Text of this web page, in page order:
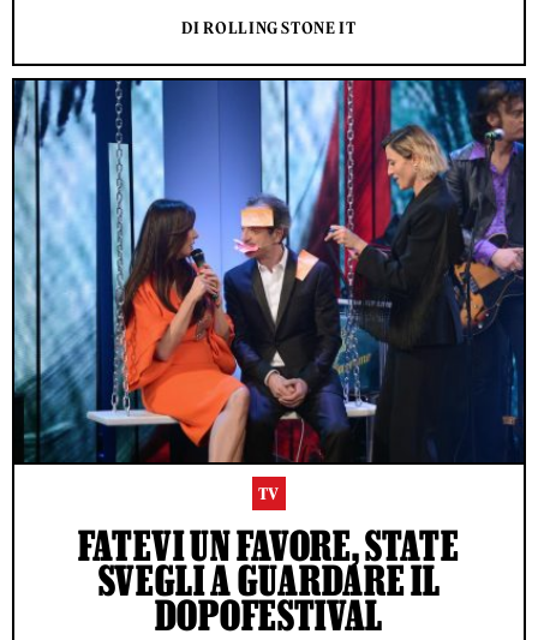
DI ROLLING STONE IT
TV
FATEVI UN FAVORE, STATE
SVEGLI A GUARDARE IL
DOPOFESTIVAL